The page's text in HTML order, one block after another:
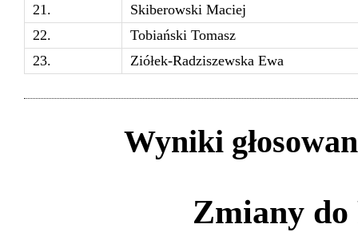
21.
Skiberowski Maciej
22.
Tobiański Tomasz
23.
Ziółek-Radziszewska Ewa
Wyniki
Zmiany